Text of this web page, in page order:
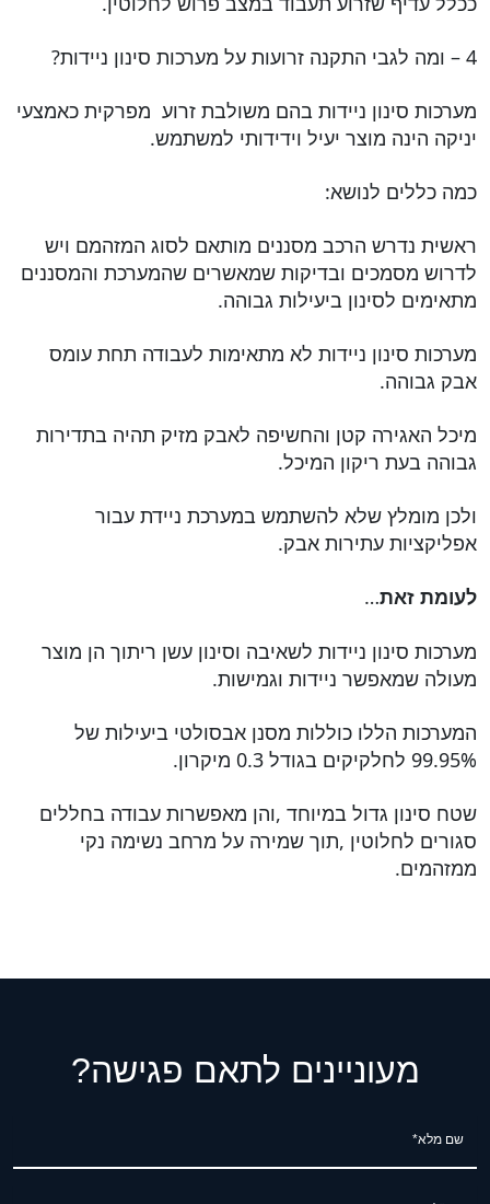
4 – ומה לגבי התקנה זרועות על מערכות סינון ניידות?
מערכות סינון ניידות בהם משולבת זרוע מפרקית כאמצעי
יניקה הינה מוצר יעיל וידידותי למשתמש.
כמה כללים לנושא:
ראשית נדרש הרכב מסננים מותאם לסוג המזהמם ויש
לדרוש מסמכים ובדיקות שמאשרים שהמערכת והמסננים
מתאימים לסינון ביעילות גבוהה.
מערכות סינון ניידות לא מתאימות לעבודה תחת עומס
אבק גבוהה.
מיכל האגירה קטן והחשיפה לאבק מזיק תהיה בתדירות
גבוהה בעת ריקון המיכל.
ולכן מומלץ שלא להשתמש במערכת ניידת עבור
אפליקציות עתירות אבק.
לעומת זאת…
מערכות סינון ניידות לשאיבה וסינון עשן ריתוך הן מוצר
מעולה שמאפשר ניידות וגמישות.
המערכות הללו כוללות מסנן אבסולטי ביעילות של
99.95% לחלקיקים בגודל 0.3 מיקרון.
שטח סינון גדול במיוחד ,והן מאפשרות עבודה בחללים
סגורים לחלוטין ,תוך שמירה על מרחב נשימה נקי
ממזהמים.
מעוניינים לתאם פגישה?